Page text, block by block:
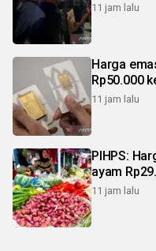
11 jam lalu
Harga
Rp50.000
11 jam lalu
PIHPS:
ayam
11 jam lalu